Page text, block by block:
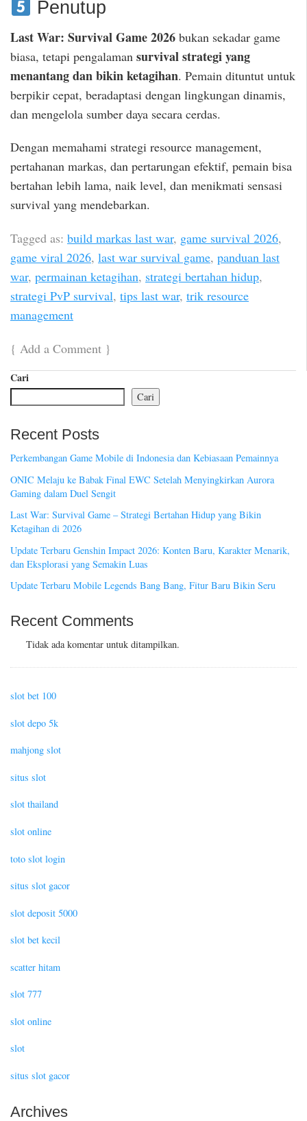
Penutup
Last War: Survival Game 2026 bukan sekadar game
biasa, tetapi pengalaman survival strategi yang
menantang dan bikin ketagihan. Pemain dituntut untuk
berpikir cepat, beradaptasi dengan lingkungan dinamis,
dan mengelola sumber daya secara cerdas.
Dengan memahami strategi resource management,
pertahanan markas, dan pertarungan efektif, pemain bisa
bertahan lebih lama, naik level, dan menikmati sensasi
survival yang mendebarkan.
Tagged as: build markas last war, game survival 2026,
game viral 2026, last war survival game, panduan last
war, permainan ketagihan, strategi bertahan hidup,
strategi PvP survival, tips last war, trik resource
management
{ Add a Comment }
Cari
Cari
Recent Posts
Perkembangan Game Mobile di Indonesia dan Kebiasaan Pemainnya
ONIC Melaju ke Babak Final EWC Setelah Menyingkirkan Aurora
Gaming dalam Duel Sengit
Last War: Survival Game – Strategi Bertahan Hidup yang Bikin
Ketagihan di 2026
Update Terbaru Genshin Impact 2026: Konten Baru, Karakter Menarik,
dan Eksplorasi yang Semakin Luas
Update Terbaru Mobile Legends Bang Bang, Fitur Baru Bikin Seru
Recent Comments
Tidak ada komentar untuk ditampilkan.
slot bet 100
slot depo 5k
mahjong slot
situs slot
slot thailand
slot online
toto slot login
situs slot gacor
slot deposit 5000
slot bet kecil
scatter hitam
slot 777
slot online
slot
situs slot gacor
Archives